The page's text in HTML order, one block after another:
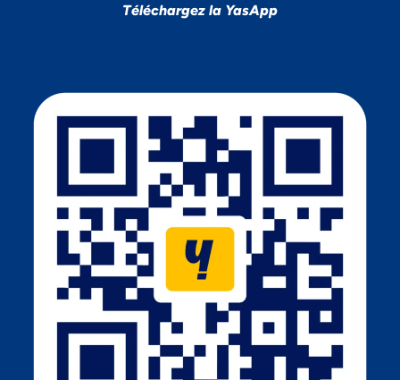
Téléchargez la YasApp